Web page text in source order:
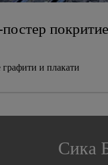
покритие
и плакати
Сика